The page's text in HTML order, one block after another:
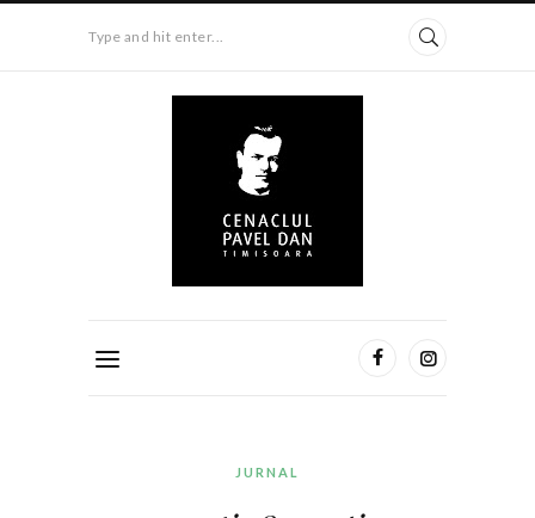
Type and hit enter...
JURNAL